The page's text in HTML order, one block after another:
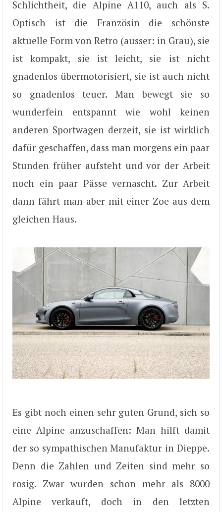
Schlichtheit, die Alpine A110, auch als S.
Optisch ist die Französin die schönste
aktuelle Form von Retro (ausser: in Grau), sie
ist kompakt, sie ist leicht, sie ist nicht
gnadenlos übermotorisiert, sie ist auch nicht
so gnadenlos teuer. Man bewegt sie so
wunderfein entspannt wie wohl keinen
anderen Sportwagen derzeit, sie ist wirklich
dafür geschaffen, dass man morgens ein paar
Stunden früher aufsteht und vor der Arbeit
noch ein paar Pässe vernascht. Zur Arbeit
dann fährt man aber mit einer Zoe aus dem
gleichen Haus.
Es gibt noch einen sehr guten Grund, sich so
eine Alpine anzuschaffen: Man hilft damit
der so sympathischen Manufaktur in Dieppe.
Denn die Zahlen und Zeiten sind mehr so
rosig. Zwar wurden schon mehr als 8000
Alpine verkauft, doch in den letzten